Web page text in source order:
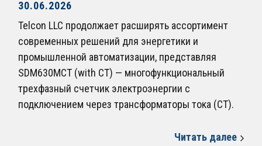
30.06.2026
Telcon LLC продолжает расширять ассортимент
современных решений для энергетики и
промышленной автоматизации, представляя
SDM630MCT (with CT) — многофункциональный
трехфазный счетчик электроэнергии с
подключением через трансформаторы тока (CT).
Читать далее